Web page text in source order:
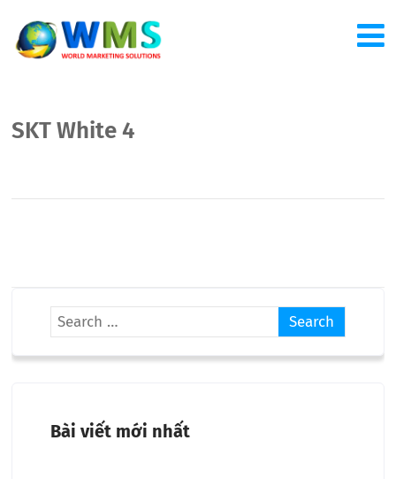
SKT White 4
Bài viết mới nhất